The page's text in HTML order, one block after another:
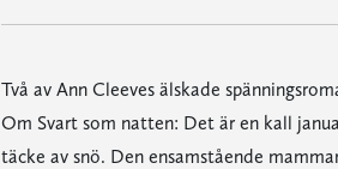
Två av Ann Cleeves älskade
Om Svart som natten: Det är en kall
täcke av snö. Den ensamstående